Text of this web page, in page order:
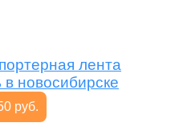
лента
в новосибирске
руб.